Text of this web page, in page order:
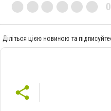
Діліться цією новиною та